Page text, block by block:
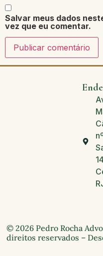
Salvar meus dados
vez que eu comentar.
© 2026 Pedro Rocha
direitos reservados –